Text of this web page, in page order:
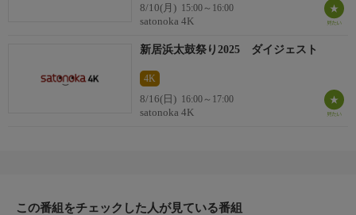
8/10(月) 15:00～16:00
satonoka 4K
新居浜太鼓祭り2025 ダイジェスト
4K
8/16(日) 16:00～17:00
satonoka 4K
この番組をチェックした人が見ている番組